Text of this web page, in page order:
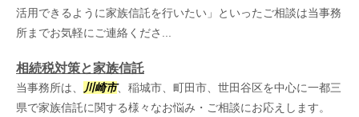
活用できるように家族信託を行いたい」といったご相談は当事務
所までお気軽にご連絡くださ...
相続税対策と家族信託
当事務所は、 川崎市、稲城市、町田市、世田谷区を中心に一都三
県で家族信託に関する様々なお悩み・ご相談にお応えします。